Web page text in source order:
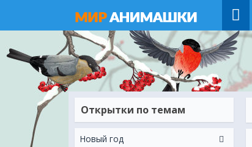
Открытки по темам
Новый год